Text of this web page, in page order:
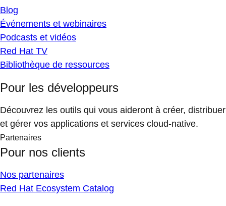
Blog
Événements et webinaires
Podcasts et vidéos
Red Hat TV
Bibliothèque de ressources
Pour les développeurs
Découvrez les outils qui vous aideront à créer, distribuer
et gérer vos applications et services cloud-native.
Partenaires
Pour nos clients
Nos partenaires
Red Hat Ecosystem Catalog